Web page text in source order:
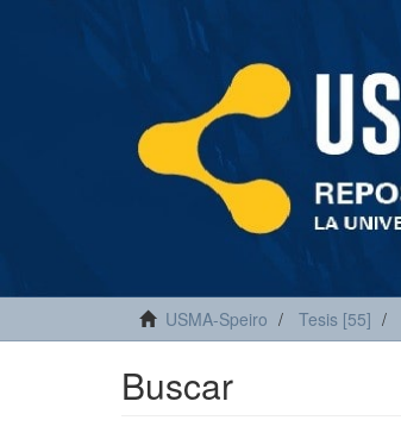
USMA-Speiro Tesis [55]
Buscar